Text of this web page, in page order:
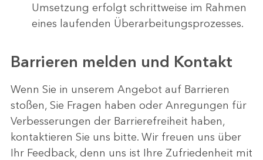
Umsetzung erfolgt schrittweise im Rahmen
eines laufenden Überarbeitungsprozesses.
Barrieren melden und Kontakt
Wenn Sie in unserem Angebot auf Barrieren
stoßen, Sie Fragen haben oder Anregungen für
Verbesserungen der Barrierefreiheit haben,
kontaktieren Sie uns bitte. Wir freuen uns über
Ihr Feedback, denn uns ist Ihre Zufriedenheit mit